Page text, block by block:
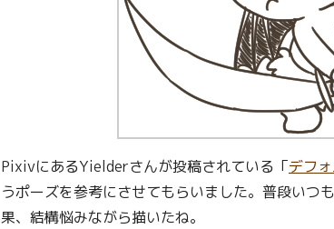
PixivにあるYielderさんが投稿されている「デフ
うポーズを参考にさせてもらいました。普段いつ
果、結構悩みながら描いたね。